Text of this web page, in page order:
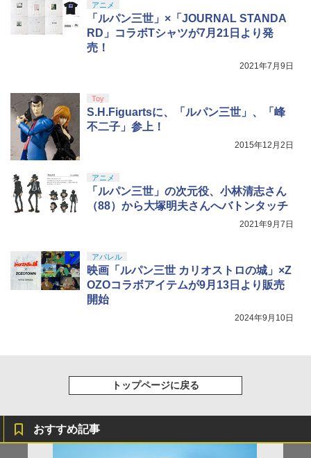
アニメ
「ルパン三世」×「JOURNAL STANDA
RD」コラボTシャツが7月21日より発
売！
2021年7月9日
Toy
S.H.Figuartsに、「ルパン三世」、「峰
不二子」参上！
2015年12月2日
アニメ
「ルパン三世」の次元役、小林清志さん
（88）から大塚明夫さんへバトンタッチ
2021年9月7日
アパレル
映画「ルパン三世 カリオストロの城」×Z
OZOコラボアイテムが9月13日より販売
開始
2024年9月10日
トップページに戻る
おすすめ記事